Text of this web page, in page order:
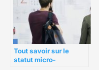
Tout savoir sur le
statut micro-